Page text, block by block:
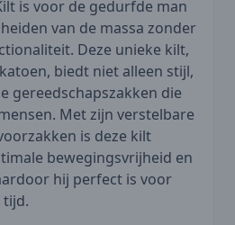
is voor de gedurfde man
van de massa zonder
Deze unieke kilt,
biedt niet alleen stijl,
gereedschapszakken die
Met zijn verstelbare
is deze kilt
bewegingsvrijheid en
hij perfect is voor
tijd.